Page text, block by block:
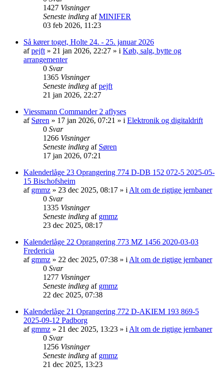
1427 Visninger
Seneste indlæg afMINIFER
03 feb 2026, 11:23
Så kører toget, Holte 24. - 25. januar 2026
afpejft » 21 jan 2026, 22:27 » i Køb, salg, bytte og
arrangementer
0 Svar
1365 Visninger
Seneste indlæg afpejft
21 jan 2026, 22:27
Viessmann Commander 2 aflyses
af Søren » 17 jan 2026, 07:21 » i Elektronik og digitaldrift
0 Svar
1266 Visninger
Seneste indlæg af Søren
17 jan 2026, 07:21
Kalenderlåge 23 Oprangering 774 D-DB 152 072-5 2025-05-
15 Bischofsheim
af gmmz » 23 dec 2025, 08:17 » i Alt om de rigtige jernbaner
0 Svar
1335 Visninger
Seneste indlæg af gmmz
23 dec 2025, 08:17
Kalenderlåge 22 Oprangering 773 MZ 1456 2020-03-03
Fredericia
af gmmz » 22 dec 2025, 07:38 » i Alt om de rigtige jernbaner
0 Svar
1277 Visninger
Seneste indlæg af gmmz
22 dec 2025, 07:38
Kalenderlåge 21 Oprangering 772 D-AKIEM 193 869-5
2025-09-12 Padborg
af gmmz » 21 dec 2025, 13:23 » i Alt om de rigtige jernbaner
0 Svar
1256 Visninger
Seneste indlæg af gmmz
21 dec 2025, 13:23